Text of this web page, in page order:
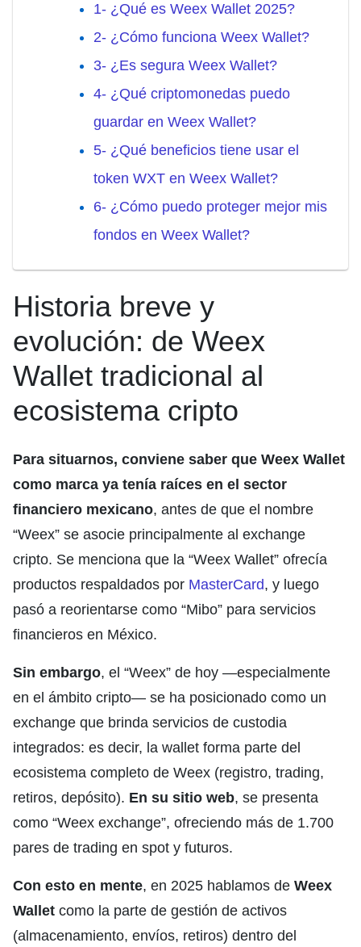
1- ¿Qué es Weex Wallet 2025?
2- ¿Cómo funciona Weex Wallet?
3- ¿Es segura Weex Wallet?
4- ¿Qué criptomonedas puedo
guardar en Weex Wallet?
5- ¿Qué beneficios tiene usar el
token WXT en Weex Wallet?
6- ¿Cómo puedo proteger mejor mis
fondos en Weex Wallet?
Historia breve y
evolución: de Weex
Wallet tradicional al
ecosistema cripto
Para situarnos, conviene saber que Weex Wallet
como marca ya tenía raíces en el sector
financiero mexicano, antes de que el nombre
“Weex” se asocie principalmente al exchange
cripto. Se menciona que la “Weex Wallet” ofrecía
productos respaldados por MasterCard, y luego
pasó a reorientarse como “Mibo” para servicios
financieros en México.
Sin embargo, el “Weex” de hoy —especialmente
en el ámbito cripto— se ha posicionado como un
exchange que brinda servicios de custodia
integrados: es decir, la wallet forma parte del
ecosistema completo de Weex (registro, trading,
retiros, depósito). En su sitio web, se presenta
como “Weex exchange”, ofreciendo más de 1.700
pares de trading en spot y futuros.
Con esto en mente, en 2025 hablamos de Weex
Wallet como la parte de gestión de activos
(almacenamiento, envíos, retiros) dentro del